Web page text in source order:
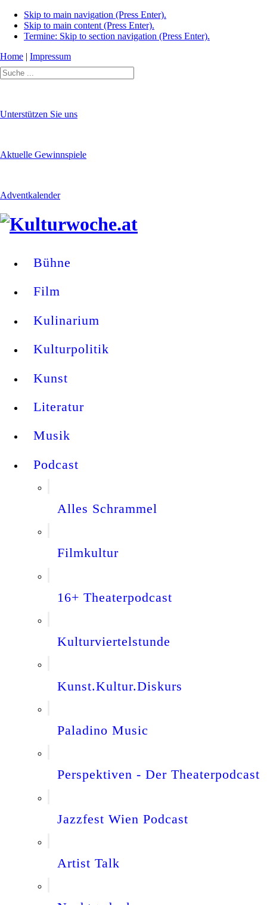
Skip to main navigation (Press Enter).
Skip to main content (Press Enter).
Termine: Skip to section navigation (Press Enter).
Home | Impressum
Unterstützen Sie uns
Aktuelle Gewinnspiele
Adventkalender
Bühne
Film
Kulinarium
Kulturpolitik
Kunst
Literatur
Musik
Podcast
Alles Schrammel
Filmkultur
16+ Theaterpodcast
Kulturviertelstunde
Kunst.Kultur.Diskurs
Paladino Music
Perspektiven - Der Theaterpodcast
Jazzfest Wien Podcast
Artist Talk